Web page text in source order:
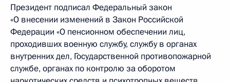
Президент подписал Федеральный закон
«О внесении изменений в Закон Российской
Федерации «О пенсионном обеспечении лиц,
проходивших военную службу, службу в органах
внутренних дел, Государственной противопожарной
службе, органах по контролю за оборотом